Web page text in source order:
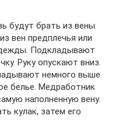
будут брать из вены
вен предплечья или
Подкладывают
Руку опускают вниз.
немного выше
белье. Медработник
наполненную вену.
кулак, затем его